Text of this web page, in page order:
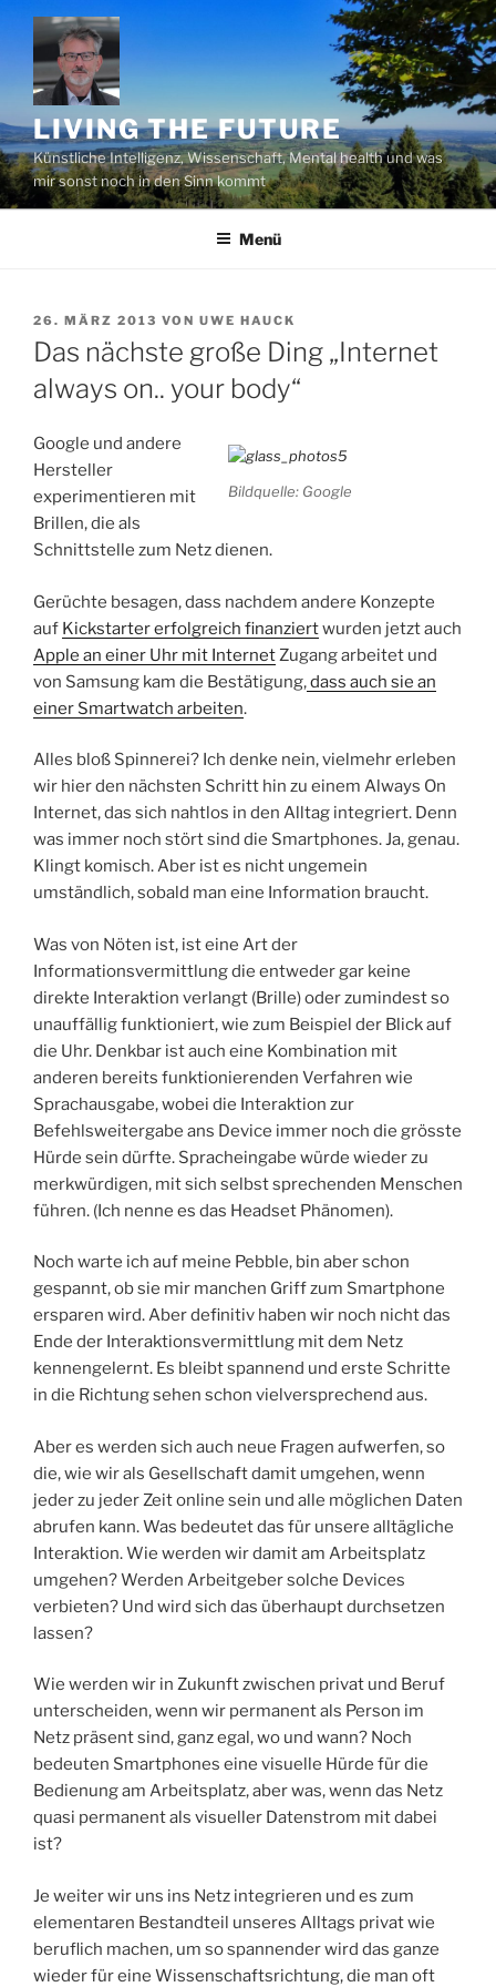
Zum
Inhalt
springen
LIVING THE FUTURE
Künstliche Intelligenz, Wissenschaft, Mental health und was
mir sonst noch in den Sinn kommt
Menü
VERÖFFENTLICHT
AM
26. MÄRZ 2013 VON UWE HAUCK
Das nächste große Ding „Internet
always on.. your body“
Bildquelle: Google
Google und andere
Hersteller
experimentieren mit
Brillen, die als
Schnittstelle zum Netz dienen.
Gerüchte besagen, dass nachdem andere Konzepte
auf Kickstarter erfolgreich finanziertwurden jetzt auch
Apple an einer Uhr mit InternetZugang arbeitet und
von Samsung kam die Bestätigung,dass auch sie an
einer Smartwatch arbeiten.
Alles bloß Spinnerei? Ich denke nein, vielmehr erleben
wir hier den nächsten Schritt hin zu einem Always On
Internet, das sich nahtlos in den Alltag integriert. Denn
was immer noch stört sind die Smartphones. Ja, genau.
Klingt komisch. Aber ist es nicht ungemein
umständlich, sobald man eine Information braucht.
Was von Nöten ist, ist eine Art der
Informationsvermittlung die entweder gar keine
direkte Interaktion verlangt (Brille) oder zumindest so
unauffällig funktioniert, wie zum Beispiel der Blick auf
die Uhr. Denkbar ist auch eine Kombination mit
anderen bereits funktionierenden Verfahren wie
Sprachausgabe, wobei die Interaktion zur
Befehlsweitergabe ans Device immer noch die grösste
Hürde sein dürfte. Spracheingabe würde wieder zu
merkwürdigen, mit sich selbst sprechenden Menschen
führen. (Ich nenne es das Headset Phänomen).
Noch warte ich auf meine Pebble, bin aber schon
gespannt, ob sie mir manchen Griff zum Smartphone
ersparen wird. Aber definitiv haben wir noch nicht das
Ende der Interaktionsvermittlung mit dem Netz
kennengelernt. Es bleibt spannend und erste Schritte
in die Richtung sehen schon vielversprechend aus.
Aber es werden sich auch neue Fragen aufwerfen, so
die, wie wir als Gesellschaft damit umgehen, wenn
jeder zu jeder Zeit online sein und alle möglichen Daten
abrufen kann. Was bedeutet das für unsere alltägliche
Interaktion. Wie werden wir damit am Arbeitsplatz
umgehen? Werden Arbeitgeber solche Devices
verbieten? Und wird sich das überhaupt durchsetzen
lassen?
Wie werden wir in Zukunft zwischen privat und Beruf
unterscheiden, wenn wir permanent als Person im
Netz präsent sind, ganz egal, wo und wann? Noch
bedeuten Smartphones eine visuelle Hürde für die
Bedienung am Arbeitsplatz, aber was, wenn das Netz
quasi permanent als visueller Datenstrom mit dabei
ist?
Je weiter wir uns ins Netz integrieren und es zum
elementaren Bestandteil unseres Alltags privat wie
beruflich machen, um so spannender wird das ganze
wieder für eine Wissenschaftsrichtung, die man oft